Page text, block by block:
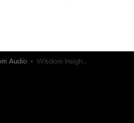
Audio Wisdom Insight P9m-LCR Soundbar